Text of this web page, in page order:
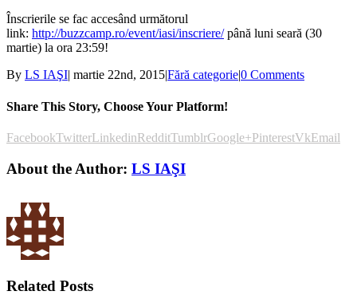
Înscrierile se fac accesând următorul
link: http://buzzcamp.ro/event/iasi/inscriere/până luni seară (30
martie) la ora 23:59!
By LS IAŞI| martie 22nd, 2015|Fără categorie|0 Comments
Share This Story, Choose Your Platform!
FacebookTwitterLinkedinRedditTumblrGoogle+PinterestVkEmail
About the Author: LS IAŞI
Related Posts